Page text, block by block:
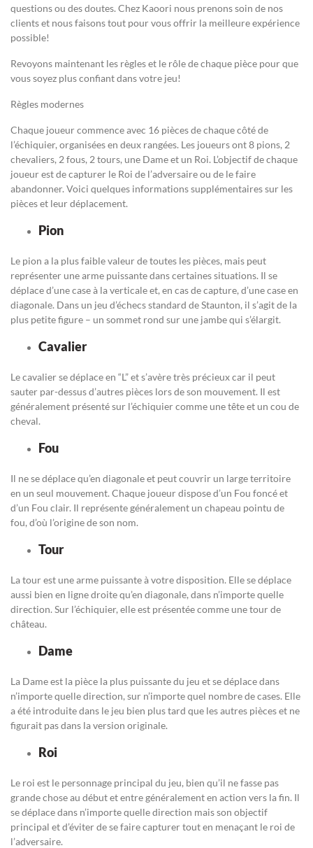
questions ou des doutes. Chez Kaoori nous prenons soin de nos
clients et nous faisons tout pour vous offrir la meilleure expérience
possible!
Revoyons maintenant les règles et le rôle de chaque pièce pour que
vous soyez plus confiant dans votre jeu!
Règles modernes
Chaque joueur commence avec 16 pièces de chaque côté de
l’échiquier, organisées en deux rangées. Les joueurs ont 8 pions, 2
chevaliers, 2 fous, 2 tours, une Dame et un Roi. L’objectif de chaque
joueur est de capturer le Roi de l’adversaire ou de le faire
abandonner. Voici quelques informations supplémentaires sur les
pièces et leur déplacement.
Pion
Le pion a la plus faible valeur de toutes les pièces, mais peut
représenter une arme puissante dans certaines situations. Il se
déplace d’une case à la verticale et, en cas de capture, d’une case en
diagonale. Dans un jeu d’échecs standard de Staunton, il s’agit de la
plus petite figure – un sommet rond sur une jambe qui s’élargit.
Cavalier
Le cavalier se déplace en “L” et s’avère très précieux car il peut
sauter par-dessus d’autres pièces lors de son mouvement. Il est
généralement présenté sur l’échiquier comme une tête et un cou de
cheval.
Fou
Il ne se déplace qu’en diagonale et peut couvrir un large territoire
en un seul mouvement. Chaque joueur dispose d’un Fou foncé et
d’un Fou clair. Il représente généralement un chapeau pointu de
fou, d’où l’origine de son nom.
Tour
La tour est une arme puissante à votre disposition. Elle se déplace
aussi bien en ligne droite qu’en diagonale, dans n’importe quelle
direction. Sur l’échiquier, elle est présentée comme une tour de
château.
Dame
La Dame est la pièce la plus puissante du jeu et se déplace dans
n’importe quelle direction, sur n’importe quel nombre de cases. Elle
a été introduite dans le jeu bien plus tard que les autres pièces et ne
figurait pas dans la version originale.
Roi
Le roi est le personnage principal du jeu, bien qu’il ne fasse pas
grande chose au début et entre généralement en action vers la fin. Il
se déplace dans n’importe quelle direction mais son objectif
principal et d’éviter de se faire capturer tout en menaçant le roi de
l’adversaire.